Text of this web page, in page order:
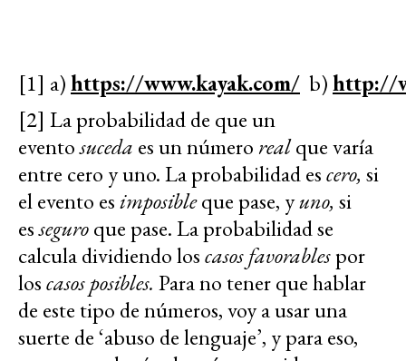
[1] a)https://www.kayak.com/ b)http://
[2] La probabilidad de que un
eventosuceda es un número realque varía
entre cero y uno. La probabilidad escero, si
el evento esimposibleque pase, yuno, si
esseguroque pase. La probabilidad se
calcula dividiendo loscasos favorablespor
loscasos posibles. Para no tener que hablar
de este tipo de números, voy a usar una
suerte de ‘abuso de lenguaje’, y para eso,